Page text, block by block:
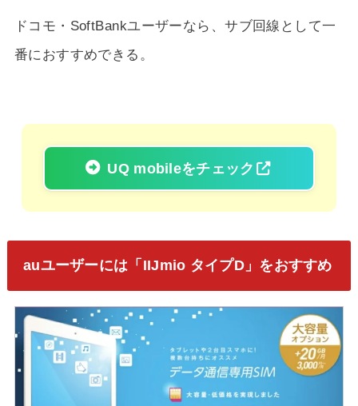
ドコモ・SoftBankユーザーなら、サブ回線として一
番におすすめできる。
UQ mobileをチェック
auユーザーには「IIJmio タイプD」をおすすめ